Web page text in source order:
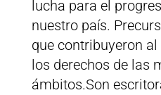
lucha para el
nuestro país.
que contribuyeron
los derechos de las
ámbitos.Son